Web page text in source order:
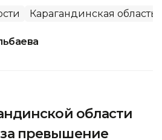
Карагандинская область
области
превышение